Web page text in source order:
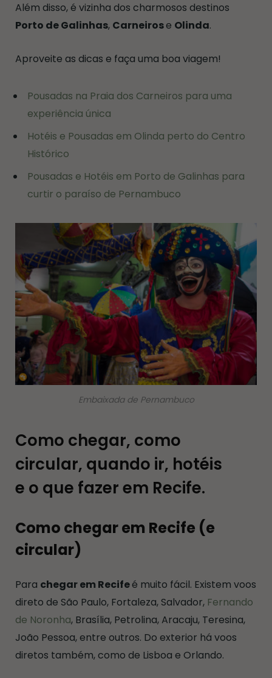
Além disso, é vizinha dos charmosos destinos
Porto de Galinhas, Carneirose Olinda.
Aproveite as dicas e faça uma boa viagem!
Pousadas na Praia dos Carneiros para uma
experiência única
Hotéis e Pousadas em Olinda perto do Centro
Histórico
Pousadas e Hotéis em Porto de Galinhas para
curtir o paraíso de Pernambuco
Embaixada de Pernambuco
Como chegar, como
circular, quando ir, hotéis
e o que fazer em Recife.
Como chegar em Recife (e
circular)
Para chegar em Recifeé muito fácil. Existem voos
direto de São Paulo, Fortaleza, Salvador, Fernando
de Noronha, Brasília, Petrolina, Aracaju, Teresina,
João Pessoa, entre outros. Do exterior há voos
diretos também, como de Lisboa e Orlando.